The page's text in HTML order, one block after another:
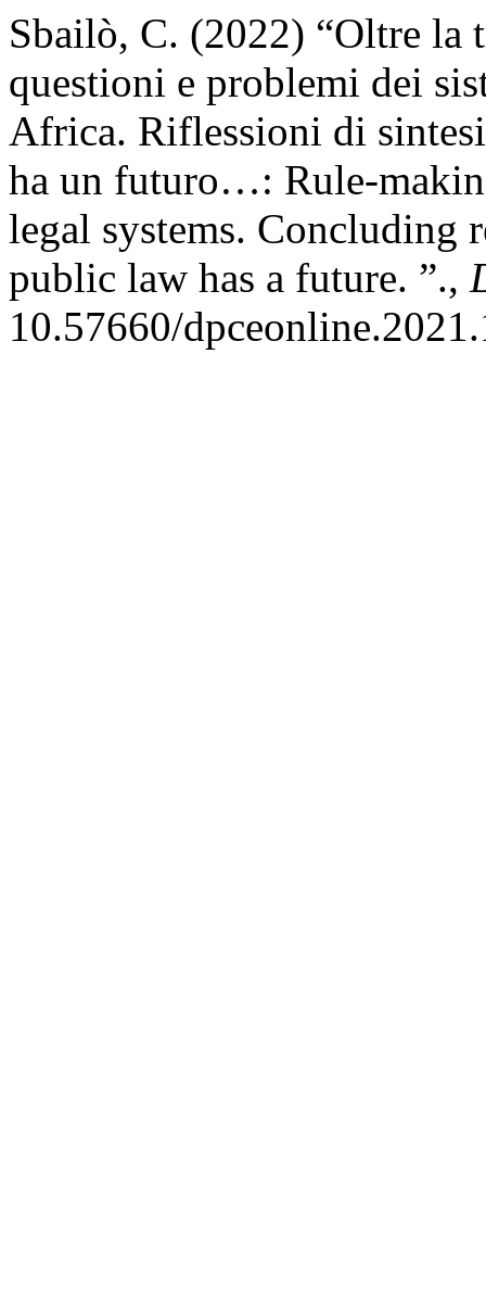
Sbailò, C. (2022) “Oltre la
questioni e problemi dei
Africa. Riflessioni di
ha un futuro…: Rule-
legal systems. Concluding
public law has a future. ”.,
10.57660/